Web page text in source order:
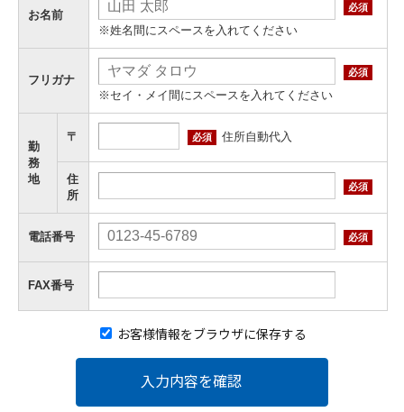
お名前
必須
※姓名間にスペースを入れてください
フリガナ
必須
※セイ・メイ間にスペースを入れてください
勤
務
地
〒 必須 住所自動代入
住
所
必須
電話番号 必須
FAX番号
お客様情報をブラウザに保存する
入力内容を確認